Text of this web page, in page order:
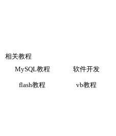
相关教程
MySQL教程
软件开发
flash教程 vb教程